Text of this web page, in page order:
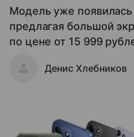
Модель уже
предлагая большой
по цене от 15 999
Денис Хлебников